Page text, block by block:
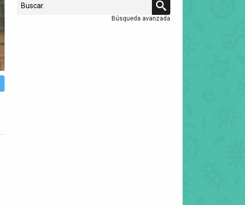
Búsqueda avanzada